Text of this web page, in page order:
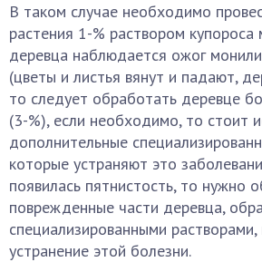
В таком случае необходимо
растения 1-% раствором
деревца наблюдается ожог
(цветы и листья вянут и падают,
то следует обработать деревце
(3-%), если необходимо, то стоит
дополнительные
которые устраняют это
появилась пятнистость, то нужно
поврежденные части деревца,
специализированными
устранение этой болезни.